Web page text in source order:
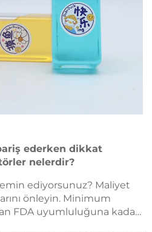
ederken dikkat
nelerdir?
ediyorsunuz? Maliyet
önleyin. Minimum
FDA uyumluluğuna kadar